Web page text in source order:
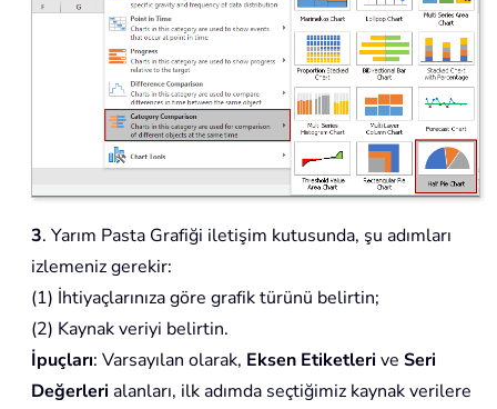
3. Yarım Pasta Grafiği iletişim kutusunda, şu adımları
izlemeniz gerekir:
(1) İhtiyaçlarınıza göre grafik türünü belirtin;
(2) Kaynak veriyi belirtin.
İpuçları: Varsayılan olarak, Eksen Etiketleri ve Seri
Değerleri alanları, ilk adımda seçtiğimiz kaynak verilere